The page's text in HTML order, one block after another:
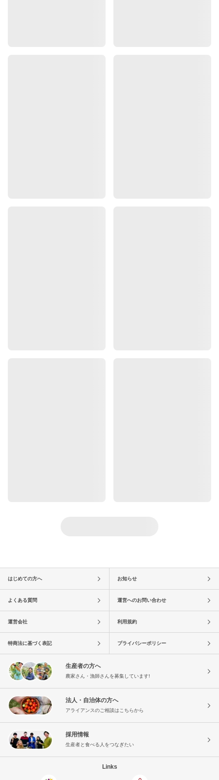
はじめての方へ お知らせ
よくある質問 運営へのお問い合わせ
運営会社 利用規約
特商法に基づく表記 プライバシーポリシー
生産者の方へ
農家さん・漁師さんを募集しています!
法人・自治体の方へ
アライアンスのご相談はこちらから
採用情報
生産者と食べる人をつなぎたい
Links